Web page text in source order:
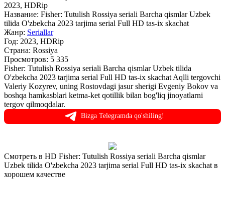
2023, HDRip
Название: Fisher: Tutulish Rossiya seriali Barcha qismlar Uzbek
tilida O'zbekcha 2023 tarjima serial Full HD tas-ix skachat
Жанр: Seriallar
Год: 2023, HDRip
Страна: Rossiya
Просмотров: 5 335
Fisher: Tutulish Rossiya seriali Barcha qismlar Uzbek tilida
O'zbekcha 2023 tarjima serial Full HD tas-ix skachat Aqlli tergovchi
Valeriy Kozyrev, uning Rostovdagi jasur sherigi Evgeniy Bokov va
boshqa hamkasblari ketma-ket qotillik bilan bog'liq jinoyatlarni
tergov qilmoqdalar.
Bizga Telegramda qo'shiling!
Смотреть в HD Fisher: Tutulish Rossiya seriali Barcha qismlar
Uzbek tilida O'zbekcha 2023 tarjima serial Full HD tas-ix skachat в
хорошем качестве